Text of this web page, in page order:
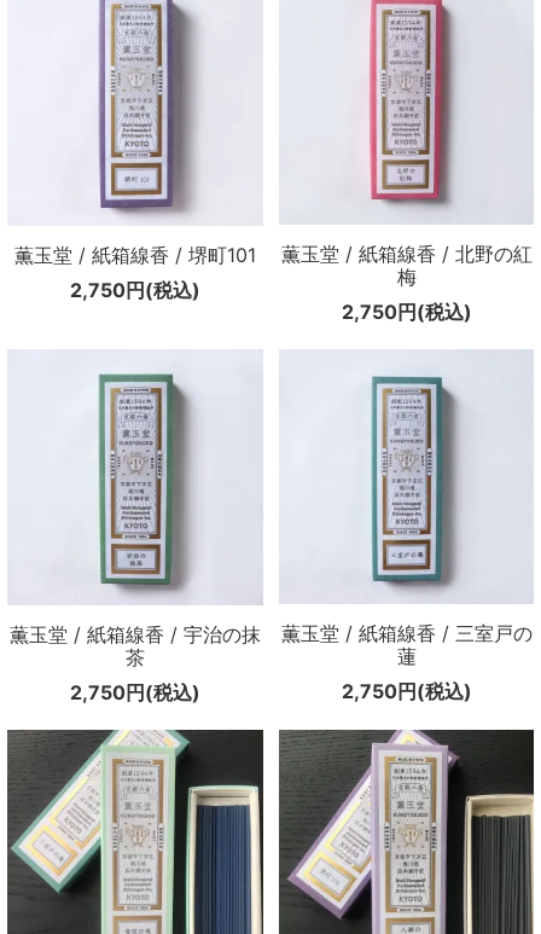
薫玉堂 / 紙箱線香 / 堺町101
2,750円(税込)
薫玉堂 / 紙箱線香 / 北野の紅
梅
2,750円(税込)
薫玉堂 / 紙箱線香 / 宇治の抹
茶
2,750円(税込)
薫玉堂 / 紙箱線香 / 三室戸の
蓮
2,750円(税込)